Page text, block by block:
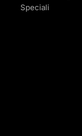
Speciali